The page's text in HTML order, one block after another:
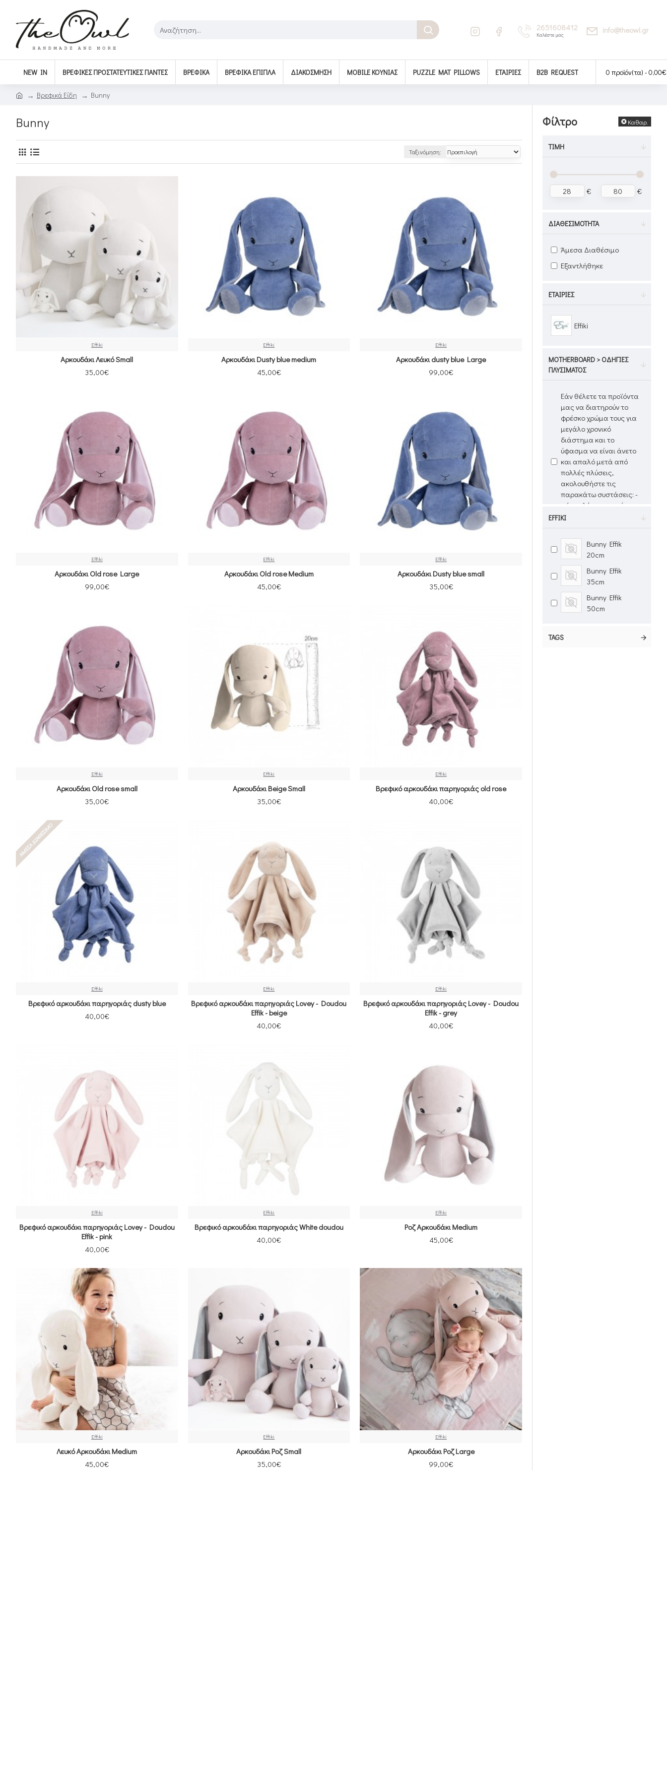
2651608412
Καλέστε μας
info@theowl.gr
NEW IN ΒΡΕΦΙΚΈΣ ΠΡΟΣΤΑΤΕΥΤΙΚΈΣ ΠΆΝΤΕΣ ΒΡΕΦΙΚΆ BΡΕΦΙΚΆ ΈΠΙΠΛΑ ΔΙΑΚΌΣΜΗΣΗ MOBILE ΚΟΎΝΙΑΣ PUZZLE MAT PILLOWS ΕΤΑΙΡΊΕΣ B2B REQUEST 0 προϊόν(τα) - 0,00€
Βρεφικά Είδη Bunny
Bunny
Ταξινόμηση:
Effiki
Αρκουδάκι Λευκό Small
35,00€
Effiki
Αρκουδάκι Dusty blue medium
45,00€
Effiki
Αρκουδάκι dusty blue Large
99,00€
Effiki
Αρκουδάκι Old rose Large
99,00€
Effiki
Αρκουδάκι Old rose Μedium
45,00€
Effiki
Αρκουδάκι Dusty blue small
35,00€
Effiki
Αρκουδάκι Old rose small
35,00€
Effiki
Αρκουδάκι Beige Small
35,00€
Effiki
Βρεφικό αρκουδάκι παρηγοριάς old rose
40,00€
ΆΜΕΣΑ ΔΙΑΘΈΣΙΜΟ
Effiki
Βρεφικό αρκουδάκι παρηγοριάς dusty blue
40,00€
Effiki
Βρεφικό αρκουδάκι παρηγοριάς Lovey - Doudou
Effik - beige
40,00€
Effiki
Βρεφικό αρκουδάκι παρηγοριάς Lovey - Doudou
Effik - grey
40,00€
Effiki
Βρεφικό αρκουδάκι παρηγοριάς Lovey - Doudou
Effik - pink
40,00€
Effiki
Βρεφικό αρκουδάκι παρηγοριάς White doudou
40,00€
Effiki
Ροζ Αρκουδάκι Medium
45,00€
Effiki
Λευκό Αρκουδάκι Medium
45,00€
Effiki
Αρκουδάκι Ροζ Small
35,00€
Effiki
Αρκουδάκι Ροζ Large
99,00€
Φίλτρο Καθαρ.
ΤΙΜΉ
€ €
ΕΤΑΙΡΊΕΣ
Effiki
MOTHERBOARD > ΟΔΗΓΊΕΣ
ΠΛΥΣΊΜΑΤΟΣ
Εάν θέλετε τα προϊόντα
μας να διατηρούν το
φρέσκο ​​χρώμα τους για
μεγάλο χρονικό
διάστημα και το
ύφασμα να είναι άνετο
και απαλό μετά από
πολλές πλύσεις,
ακολουθήστε τις
παρακάτω συστάσεις: -
μόνο πλύσιμο χεριών -
Οχι στεγνωτήριο - Οχι
Λευκαντικά
Εάν θέλετε τα προϊόντα
μας να διατηρούν το
φρέσκο ​​χρώμα τους για
μεγάλο χρονικό
διάστημα και το
ύφασμα να είναι άνετο
και απαλό μετά από
παρακάτω συστάσεις: -
EFFIKI
Bunny Effik
20cm
Bunny Effik
35cm
Bunny Effik
50cm
TAGS
ΔΙΑΘΕΣΙΜΌΤΗΤΑ
Άμεσα Διαθέσιμο
Εξαντλήθηκε